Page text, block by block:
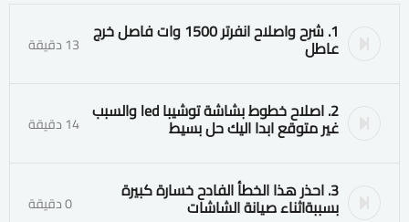
1. شرح واصلاح انفرتر 1500 وات فاصل خرج
عاطل 13 دقيقة
2. اصلاح خطوط بشاشة توشيبا led والسبب
غير متوقع ابدا اليك حل بسيط 14 دقيقة
3. احذر هذا الخطأ الفادح خسارة كبيرة
بسببةاثناء صيانة الشاشات 0 دقيقة